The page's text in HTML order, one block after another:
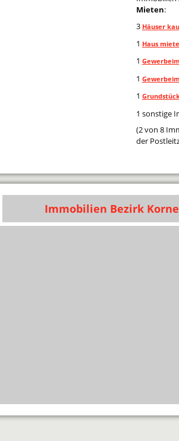
Mieten:
3 Häuser
1 Haus
1
1
1
1 sonstige
(2 von 8
der
Immobilien Bezirk